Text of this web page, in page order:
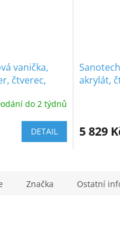
vanička,
čtverec,
do 2 týdnů
DETAIL
akrylát,
5 829
Značka Ostatní